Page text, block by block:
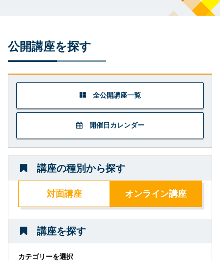
公開講座を探す
全公開講座一覧
開催日カレンダー
講座の種別から探す
対面講座 オンライン講座
講座を探す
カテゴリーを選択